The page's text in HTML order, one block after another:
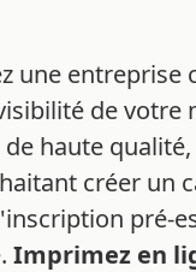
une entreprise
de votre
haute
créer un
pré-
Imprimez en